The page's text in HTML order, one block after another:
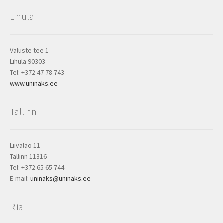
Videoklipi
Galerija
Lihula
Valuste tee 1
Lihula 90303
Tel: +372 47 78 743
www.uninaks.ee
Tallinn
Liivalao 11
Tallinn 11316
Tel: +372 65 65 744
E-mail: uninaks@uninaks.ee
Riia